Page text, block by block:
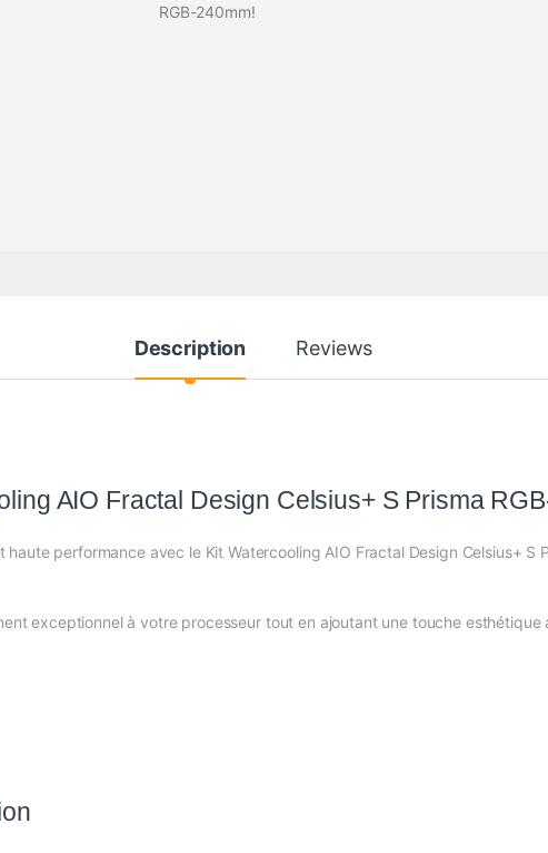
RGB-240mm!
Description Reviews
AIO Fractal Design Celsius+ S Prisma
performance avec le Kit Watercooling AIO Fractal Design Celsius+ S
exceptionnel à votre processeur tout en ajoutant une touche esthétique